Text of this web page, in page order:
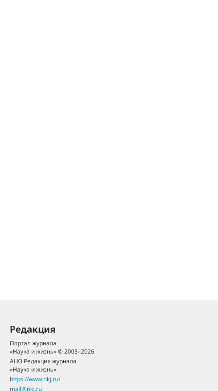
Редакция
Портал журнала
«Наука и жизнь» © 2005–2026
АНО Редакция журнала
«Наука и жизнь»
https://www.nkj.ru/
mail@nkj.ru